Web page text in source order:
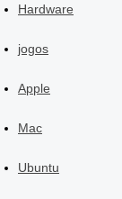
Hardware
jogos
Apple
Mac
Ubuntu